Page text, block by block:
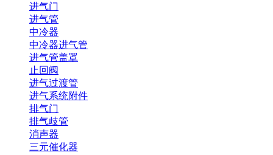
进气门
进气管
中冷器
中冷器进气管
进气管盖罩
止回阀
进气过渡管
进气系统附件
排气门
排气歧管
消声器
三元催化器